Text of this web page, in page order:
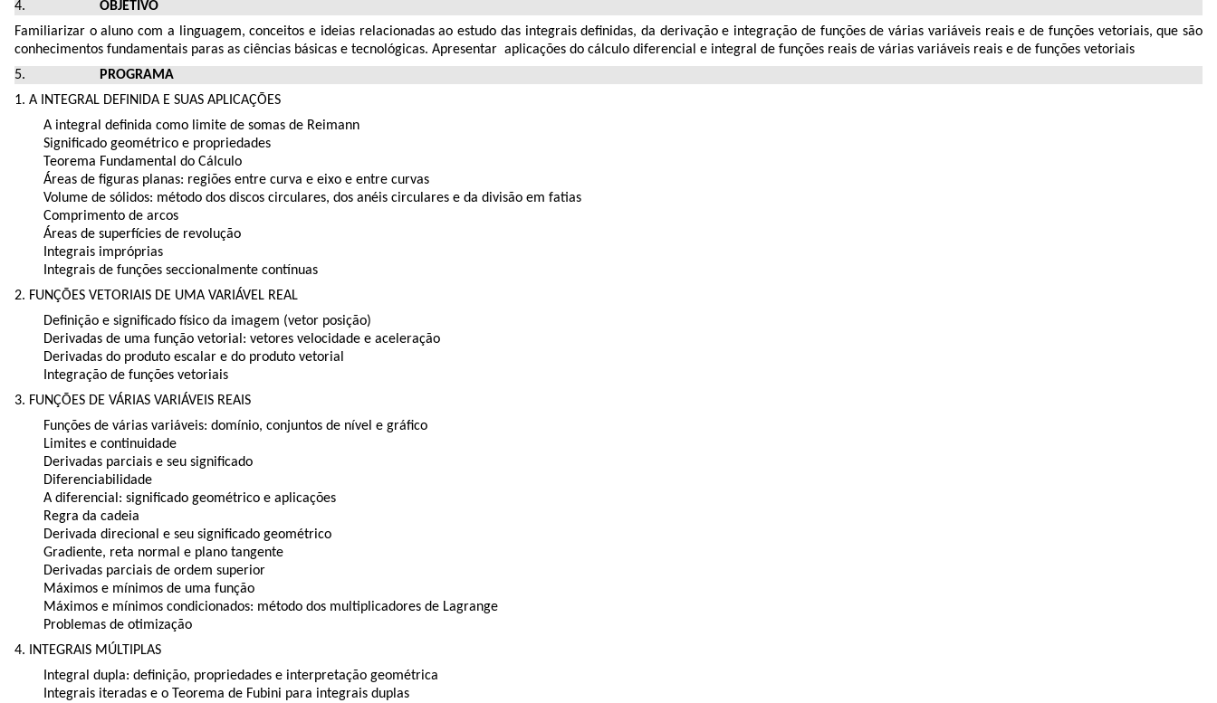
OBJETIVO
Familiarizar o aluno com a linguagem, conceitos e ideias relacionadas ao estudo das integrais definidas, da derivação e integração de funções de várias variáveis reais e de funções vetoriais, que são
conhecimentos fundamentais paras as ciências básicas e tecnológicas. Apresentar aplicações do cálculo diferencial e integral de funções reais de várias variáveis reais e de funções vetoriais
PROGRAMA
1. A INTEGRAL DEFINIDA E SUAS APLICAÇÕES
A integral definida como limite de somas de Reimann
Significado geométrico e propriedades
Teorema Fundamental do Cálculo
Áreas de figuras planas: regiões entre curva e eixo e entre curvas
Volume de sólidos: método dos discos circulares, dos anéis circulares e da divisão em fatias
Comprimento de arcos
Áreas de superfícies de revolução
Integrais impróprias
Integrais de funções seccionalmente contínuas
2. FUNÇÕES VETORIAIS DE UMA VARIÁVEL REAL
Definição e significado físico da imagem (vetor posição)
Derivadas de uma função vetorial: vetores velocidade e aceleração
Derivadas do produto escalar e do produto vetorial
Integração de funções vetoriais
3. FUNÇÕES DE VÁRIAS VARIÁVEIS REAIS
Funções de várias variáveis: domínio, conjuntos de nível e gráfico
Limites e continuidade
Derivadas parciais e seu significado
Diferenciabilidade
A diferencial: significado geométrico e aplicações
Regra da cadeia
Derivada direcional e seu significado geométrico
Gradiente, reta normal e plano tangente
Derivadas parciais de ordem superior
Máximos e mínimos de uma função
Máximos e mínimos condicionados: método dos multiplicadores de Lagrange
Problemas de otimização
4. INTEGRAIS MÚLTIPLAS
Integral dupla: definição, propriedades e interpretação geométrica
Integrais iteradas e o Teorema de Fubini para integrais duplas